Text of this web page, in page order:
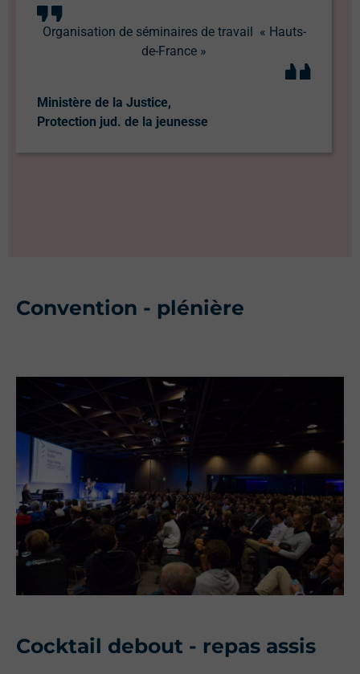
Organisation de séminaires de travail « Hauts-
de-France »
Ministère de la Justice,
Protection jud. de la jeunesse
Convention - plénière
Cocktail debout - repas assis